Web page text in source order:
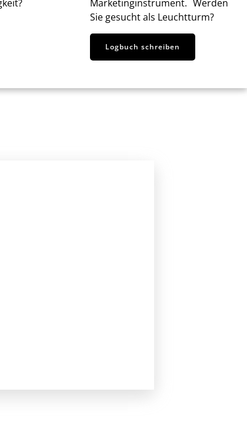
Marketinginstrument. Werden
Sie gesucht als Leuchtturm?
Logbuch schreiben